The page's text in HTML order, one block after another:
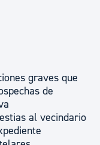
graves que
de
al vecindario